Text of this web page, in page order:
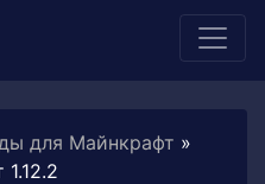
для Майнкрафт »